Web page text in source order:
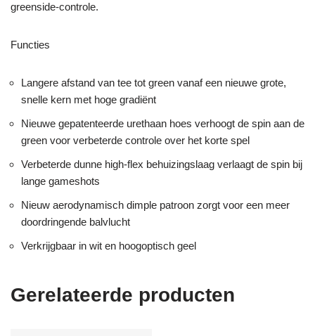
greenside-controle.
Functies
Langere afstand van tee tot green vanaf een nieuwe grote,
snelle kern met hoge gradiënt
Nieuwe gepatenteerde urethaan hoes verhoogt de spin aan de
green voor verbeterde controle over het korte spel
Verbeterde dunne high-flex behuizingslaag verlaagt de spin bij
lange gameshots
Nieuw aerodynamisch dimple patroon zorgt voor een meer
doordringende balvlucht
Verkrijgbaar in wit en hoogoptisch geel
Gerelateerde producten